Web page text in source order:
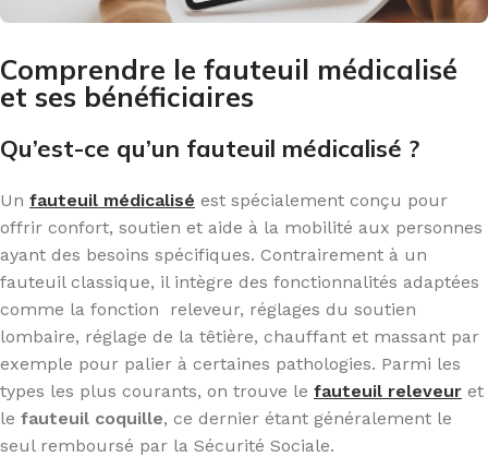
Comprendre le fauteuil médicalisé
et ses bénéficiaires
Qu’est-ce qu’un fauteuil médicalisé ?
Un fauteuil médicalisé est spécialement conçu pour
offrir confort, soutien et aide à la mobilité aux personnes
ayant des besoins spécifiques. Contrairement à un
fauteuil classique, il intègre des fonctionnalités adaptées
comme la fonction releveur, réglages du soutien
lombaire, réglage de la têtière, chauffant et massant par
exemple pour palier à certaines pathologies. Parmi les
types les plus courants, on trouve le fauteuil releveur et
le fauteuil coquille, ce dernier étant généralement le
seul remboursé par la Sécurité Sociale.